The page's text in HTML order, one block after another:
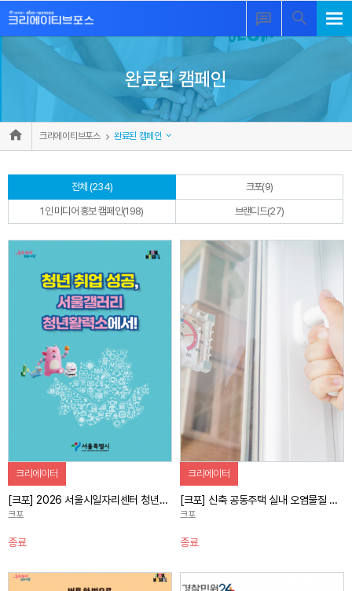
완료된 캠페인
크리에이티브포스 완료된 캠페인
전체 (234) 크포(9)
1인 미디어 홍보 캠페인(198) 브랜디드(27)
자세히 보기
크리에이터
[크포] 2026 서울시일자리센터 청년활력소 홍보 캠페인
크포
종료
자세히 보기
크리에이터
[크포] 신축 공동주택 실내 오염물질 저감 홍보 캠페인
크포
종료